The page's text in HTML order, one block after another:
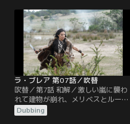
の警告にもかかわらず、新たな味方
の助けを借り、家族を救うために危
険で無許可の救出作戦に乗り出す。
ラ・ブレア 第07話／吹替
吹替／第7話 和解／激しい嵐に襲わ
れて建物が崩れ、メリベスとルーカ
スの命が危険にさらされる。皆の地
上への帰還を阻止したことから周囲
Dubbing